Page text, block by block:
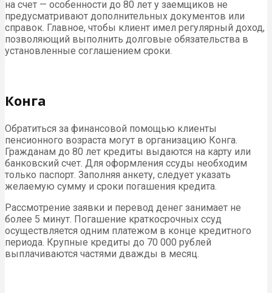
на счет — особенности до 80 лет у заемщиков не
предусматривают дополнительных документов или
справок. Главное, чтобы клиент имел регулярный доход,
позволяющий выполнить долговые обязательства в
установленные соглашением сроки.
Конга
Обратиться за финансовой помощью клиенты
пенсионного возраста могут в организацию Конга.
Гражданам до 80 лет кредиты выдаются на карту или
банковский счет. Для оформления ссуды необходим
только паспорт. Заполняя анкету, следует указать
желаемую сумму и сроки погашения кредита.
Рассмотрение заявки и перевод денег занимает не
более 5 минут. Погашение краткосрочных ссуд
осуществляется одним платежом в конце кредитного
периода. Крупные кредиты до 70 000 рублей
выплачиваются частями дважды в месяц.